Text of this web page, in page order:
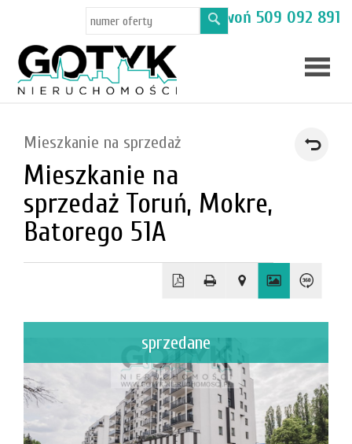
Masz pytania? Zadzwoń 509 092 891
Mieszkanie na sprzedaż
Mieszkanie na
sprzedaż Toruń, Mokre,
Batorego 51A
sprzedane